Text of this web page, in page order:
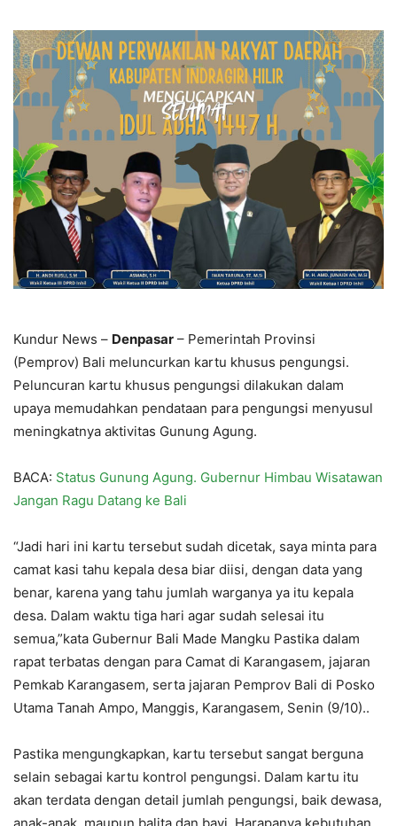
Kundur News – Denpasar – Pemerintah Provinsi
(Pemprov) Bali meluncurkan kartu khusus pengungsi.
Peluncuran kartu khusus pengungsi dilakukan dalam
upaya memudahkan pendataan para pengungsi menyusul
meningkatnya aktivitas Gunung Agung.
BACA: Status Gunung Agung. Gubernur Himbau Wisatawan
Jangan Ragu Datang ke Bali
“Jadi hari ini kartu tersebut sudah dicetak, saya minta para
camat kasi tahu kepala desa biar diisi, dengan data yang
benar, karena yang tahu jumlah warganya ya itu kepala
desa. Dalam waktu tiga hari agar sudah selesai itu
semua,”kata Gubernur Bali Made Mangku Pastika dalam
rapat terbatas dengan para Camat di Karangasem, jajaran
Pemkab Karangasem, serta jajaran Pemprov Bali di Posko
Utama Tanah Ampo, Manggis, Karangasem, Senin (9/10)..
Pastika mengungkapkan, kartu tersebut sangat berguna
selain sebagai kartu kontrol pengungsi. Dalam kartu itu
akan terdata dengan detail jumlah pengungsi, baik dewasa,